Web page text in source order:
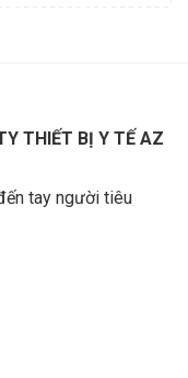
THIẾT BỊ Y TẾ AZ
tay người tiêu